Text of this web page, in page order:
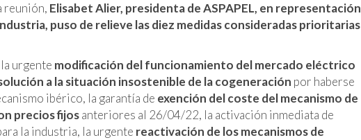
reunión, Elisabet Alier, presidenta de ASPAPEL, en representación
puso de relieve las diez medidas consideradas prioritarias
urgente modificación del funcionamiento del mercado eléctrico
a la situación insostenible de la cogeneración por haberse
ibérico, la garantía de exención del coste del mecanismo de
precios fijosanteriores al 26/04/22, la activación inmediata de
la industria, la urgente reactivación de los mecanismos de